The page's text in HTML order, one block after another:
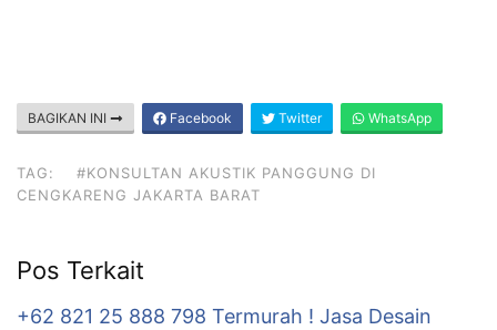
BAGIKAN INI Facebook Twitter WhatsApp
TAG:
#KONSULTAN AKUSTIK PANGGUNG DI
CENGKARENG JAKARTA BARAT
Pos Terkait
+62 821 25 888 798 Termurah ! Jasa Desain